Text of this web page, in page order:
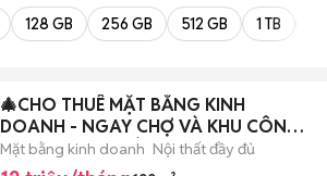
128 GB 256 GB 512 GB 1 TB
🎄CHO THUÊ MẶT BẰNG KINH
DOANH - NGAY CHỢ VÀ KHU CÔNG
NGHIỆP HIỆP THÀNH
Mặt bằng kinh doanh Nội thất đầy đủ